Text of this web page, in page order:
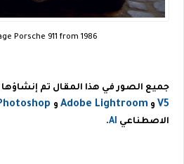
Porsche 911 from 1986
جميع الصور في هذا المقال تم
V5 و Adobe Lightroom و
الاصطناعي AI
.